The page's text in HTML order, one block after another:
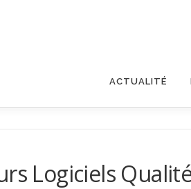
ACTUALITÉ
Logiciels